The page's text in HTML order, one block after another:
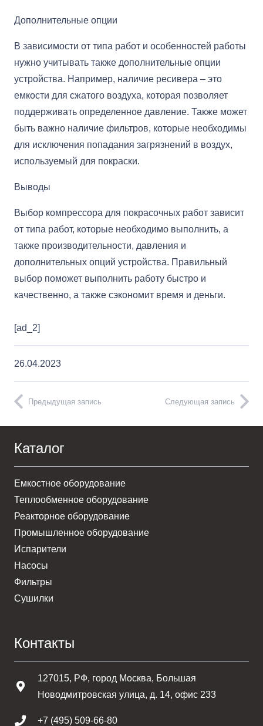
Дополнительные опции
В зависимости от типа работ и особенностей работы
нужно учитывать также дополнительные опции
устройства. Например, наличие ресивера – это
емкости для сжатого воздуха, которая позволяет
поддерживать определенное давление. Также может
быть важно наличие фильтров, которые необходимы
для исключения попадания загрязнений в воздух,
используемый для покраски.
Выводы
Выбор компрессора для покрасочных работ зависит
от типа работ, которые необходимо выполнить, а
также производительности, давления и
дополнительных опций устройства. Правильный
выбор поможет выполнить работу быстро и
качественно, а также сэкономит время и деньги.
[ad_2]
26.04.2023
Предыдущая запись Следующая запись
Каталог
Емкостное оборудование
Теплообменное оборудование
Реакторное оборудование
Промышленное оборудование
Испарители
Насосы
Фильтры
Сушилки
Контакты
127015, РФ, город Москва, Большая
Новодмитровская улица, д. 14, офис 233
+7 (495) 509-66-80